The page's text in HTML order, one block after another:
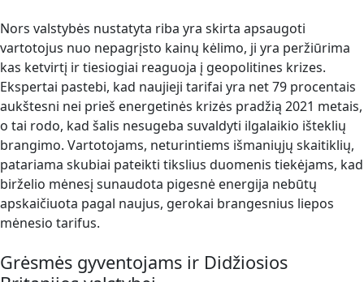
Nors valstybės nustatyta riba yra skirta apsaugoti
vartotojus nuo nepagrįsto kainų kėlimo, ji yra peržiūrima
kas ketvirtį ir tiesiogiai reaguoja į geopolitines krizes.
Ekspertai pastebi, kad naujieji tarifai yra net 79 procentais
aukštesni nei prieš energetinės krizės pradžią 2021 metais,
o tai rodo, kad šalis nesugeba suvaldyti ilgalaikio išteklių
brangimo. Vartotojams, neturintiems išmaniųjų skaitiklių,
patariama skubiai pateikti tikslius duomenis tiekėjams, kad
birželio mėnesį sunaudota pigesnė energija nebūtų
apskaičiuota pagal naujus, gerokai brangesnius liepos
mėnesio tarifus.
Grėsmės gyventojams ir Didžiosios